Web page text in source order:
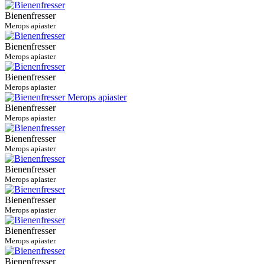
Bienenfresser
Merops apiaster
Bienenfresser
Merops apiaster
Bienenfresser
Merops apiaster
Bienenfresser
Merops apiaster
Bienenfresser
Merops apiaster
Bienenfresser
Merops apiaster
Bienenfresser
Merops apiaster
Bienenfresser
Merops apiaster
Bienenfresser